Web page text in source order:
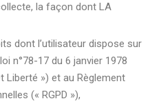
la façon dont LA
dont l’utilisateur dispose sur
n°78-17 du 6 janvier 1978
») et au Règlement
(« RGPD »),